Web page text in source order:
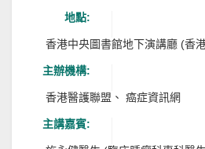
地點:
香港中央圖書館地下演講廳 (香
主辦機構:
香港醫護聯盟、 癌症資訊網
主講嘉賓: